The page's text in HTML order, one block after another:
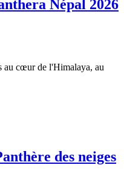
Népal 2026
au cœur de l'Himalaya, au
des neiges